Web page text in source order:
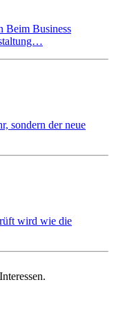
Beim Business
sondern der neue
wird wie die